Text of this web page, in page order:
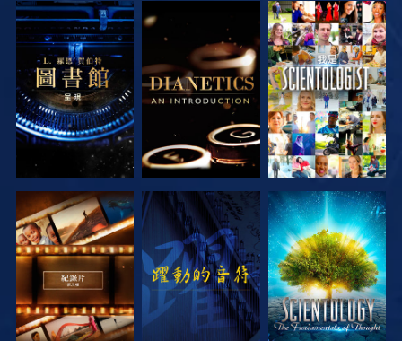
探索系列節目 探索系列節目 觀看
探索系列節目 觀看 探索系列節目